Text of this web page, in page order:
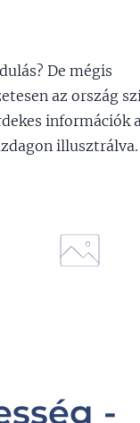
De mégis
az ország
információk
illusztrálva.
-